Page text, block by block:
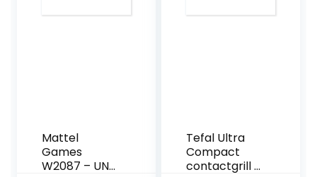
Mattel
Games
W2087 – UNO
Tefal Ultra
Compact
contactgrill G